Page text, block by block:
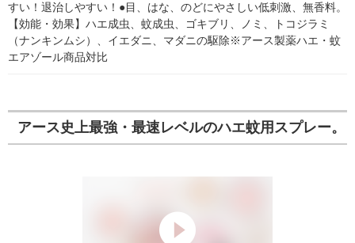
すい！退治しやすい！●目、はな、のどにやさしい低刺激、無香料。
【効能・効果】ハエ成虫、蚊成虫、ゴキブリ、ノミ、トコジラミ
（ナンキンムシ）、イエダニ、マダニの駆除※アース製薬ハエ・蚊
エアゾール商品対比
アース史上最強・最速レベルのハエ蚊用スプレー。